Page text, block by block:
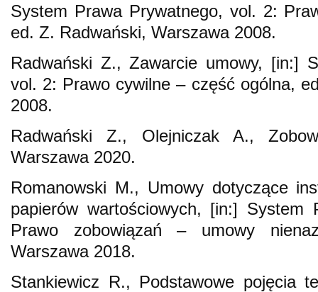
System Prawa Prywatnego, vol. 2:
ed. Z. Radwański, Warszawa 2008.
Radwański Z., Zawarcie umowy, [in:]
vol. 2: Prawo cywilne – część ogólna,
2008.
Radwański Z., Olejniczak A.,
Warszawa 2020.
Romanowski M., Umowy dotyczące
papierów wartościowych, [in:] System
Prawo zobowiązań – umowy
Warszawa 2018.
Stankiewicz R., Podstawowe pojęcia